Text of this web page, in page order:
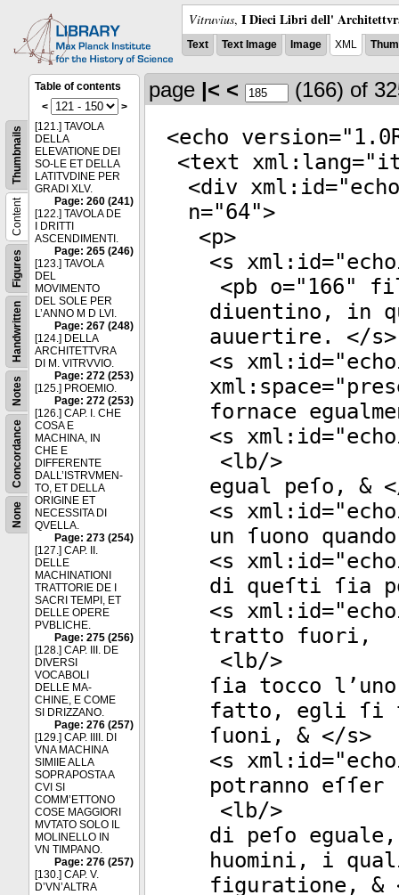
Vitruvius, I Dieci Libri dell'
Text Text Image Image XML
None
Concordance
Notes
Handwritten
Figures
Content
Thumbnails
Table of contents
<
>
[121.] TAVOLA
DELLA
ELEVATIONE DEI
SO-LE ET DELLA
LATITVDINE PER
GRADI XLV.
Page: 260 (241)
[122.] TAVOLA DE
I DRITTI
ASCENDIMENTI.
Page: 265 (246)
[123.] TAVOLA
DEL
MOVIMENTO
DEL SOLE PER
L’ANNO M D LVI.
Page: 267 (248)
[124.] DELLA
ARCHITETTVRA
DI M. VITRVVIO.
Page: 272 (253)
[125.] PROEMIO.
Page: 272 (253)
[126.] CAP. I. CHE
COSA E
MACHINA, IN
CHE E
DIFFERENTE
DALL’ISTRVMEN-
TO, ET DELLA
ORIGINE ET
NECESSITA DI
QVELLA.
Page: 273 (254)
[127.] CAP. II.
DELLE
MACHINATIONI
TRATTORIE DE I
SACRI TEMPI, ET
DELLE OPERE
PVBLICHE.
Page: 275 (256)
[128.] CAP. III. DE
DIVERSI
VOCABOLI
DELLE MA-
CHINE, E COME
SI DRIZZANO.
Page: 276 (257)
[129.] CAP. IIII. DI
VNA MACHINA
SIMIIE ALLA
SOPRAPOSTA A
CVI SI
COMM’ETTONO
COSE MAGGIORI
MVTATO SOLO IL
MOLINELLO IN
VN TIMPANO.
Page: 276 (257)
[130.] CAP. V.
D’VN’ALTRA
page |< < (166) of
<echo version="
<text xml:lang="
<div xml:id="
n="64">
<p>
<s xml:id="
<pb o="166"
diuentino, in
auuertire. </s>
<s xml:id="
xml:space="
fornace
<s xml:id="
<lb/>
egual peſo, &
<s xml:id="
un ſuono
<s xml:id="
di queſti ſia
<s xml:id="
tratto fuori,
<lb/>
ſia tocco
fatto, egli ſi
ſuoni, & </s>
<s xml:id="
potranno eſſer
<lb/>
di peſo
huomini, i
figuratione, &